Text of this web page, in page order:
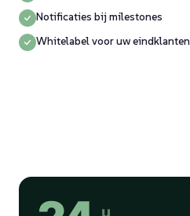
Notificaties bij milestones
Whitelabel voor uw eindklanten
u